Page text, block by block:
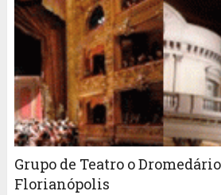
Grupo de Teatro o
Florianópolis